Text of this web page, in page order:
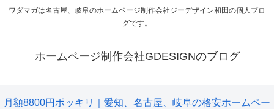
ワダマガは名古屋、岐阜のホームページ制作会社ジーデザイン和田の個人ブロ
グです。
ホームページ制作会社GDESIGNのブログ
月額8800円ポッキリ｜愛知、名古屋、岐阜の格安ホームペー